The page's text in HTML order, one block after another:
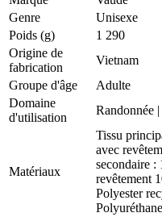
Genre
Unisexe
Poids (g)
1 290
Origine de
fabrication
Vietnam
Groupe d'âge
Adulte
Domaine
d'utilisation
Randonnée |
Matériaux
Tissu
avec
secondaire :
revêtement
Polyester
Polyuréthane